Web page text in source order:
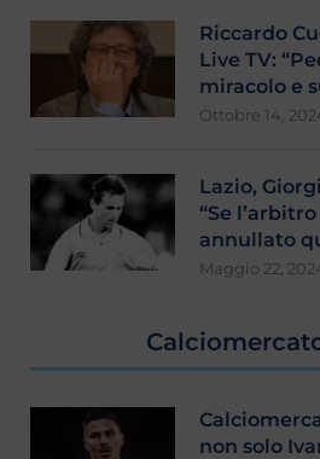
Riccardo
Live TV:
miracolo e
Ottobre 14,
Lazio,
“Se
annullato
Maggio 22,
non solo